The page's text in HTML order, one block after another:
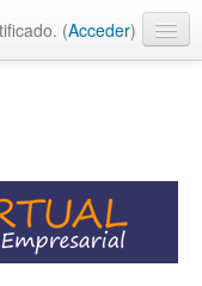
(Acceder)